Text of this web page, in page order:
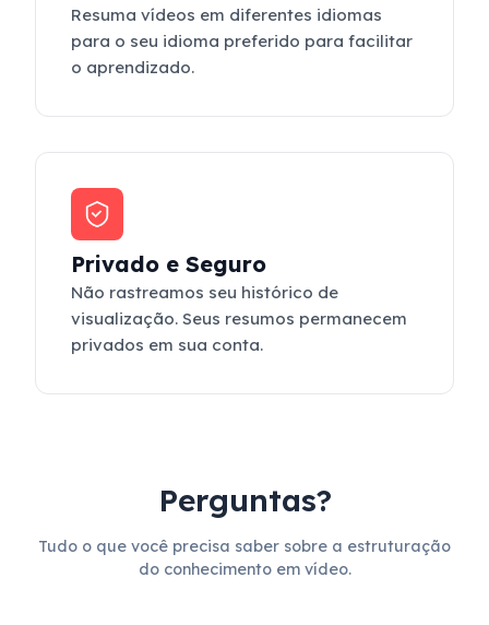
Resuma vídeos em diferentes idiomas
para o seu idioma preferido para facilitar
o aprendizado.
Privado e Seguro
Não rastreamos seu histórico de
visualização. Seus resumos permanecem
privados em sua conta.
Perguntas?
Tudo o que você precisa saber sobre a estruturação
do conhecimento em vídeo.